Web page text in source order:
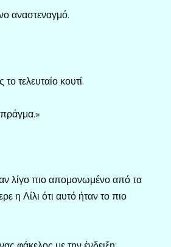
αναστεναγμό.
τελευταίο κουτί.
λίγο πιο απομονωμένο από τα
η Λίλι ότι αυτό ήταν το πιο